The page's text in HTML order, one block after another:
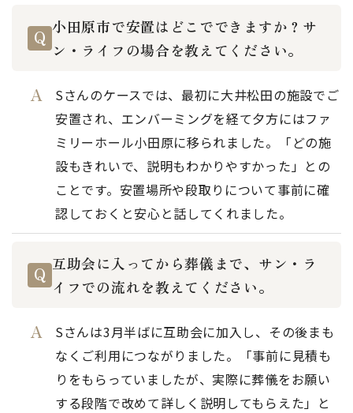
小田原市で安置はどこでできますか？サ
ン・ライフの場合を教えてください。
Sさんのケースでは、最初に大井松田の施設でご
安置され、エンバーミングを経て夕方にはファ
ミリーホール小田原に移られました。「どの施
設もきれいで、説明もわかりやすかった」との
ことです。安置場所や段取りについて事前に確
認しておくと安心と話してくれました。
互助会に入ってから葬儀まで、サン・ラ
イフでの流れを教えてください。
Sさんは3月半ばに互助会に加入し、その後まも
なくご利用につながりました。「事前に見積も
りをもらっていましたが、実際に葬儀をお願い
する段階で改めて詳しく説明してもらえた」と